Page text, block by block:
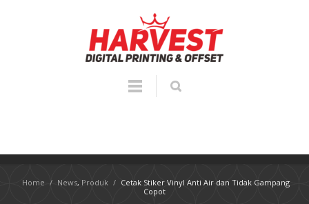
Home / News, Produk / Cetak Stiker Vinyl Anti Air dan Tidak Gampang
Copot